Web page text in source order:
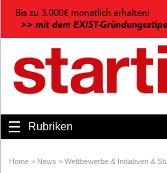
Rubriken
Home > News > Wettbewerbe & Initiativen &